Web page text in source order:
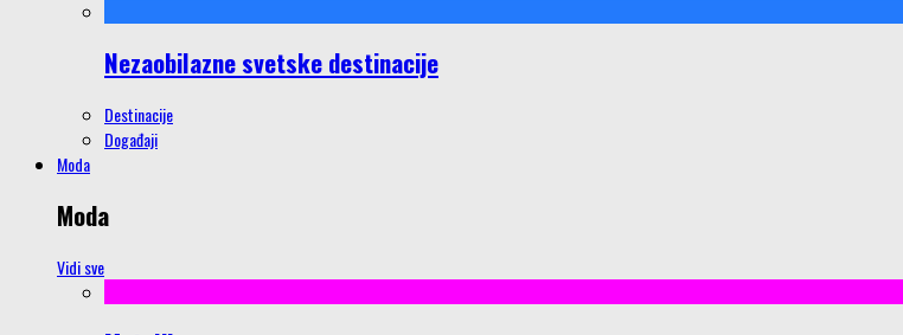
Nezaobilazne svetske destinacije
Destinacije
Događaji
Moda
Moda
Vidi sve